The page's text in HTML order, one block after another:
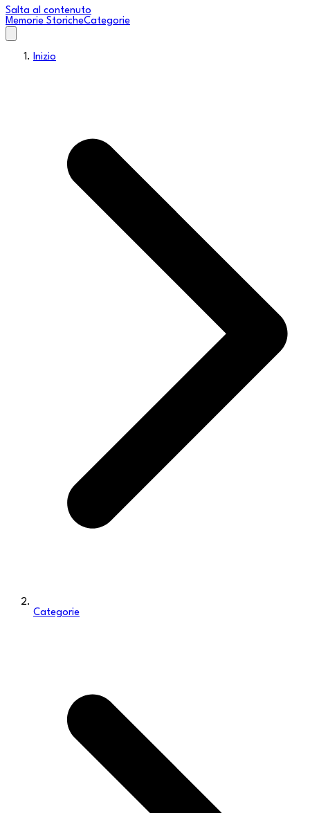
Salta al contenuto
Memorie StoricheCategorie
Inizio
Categorie